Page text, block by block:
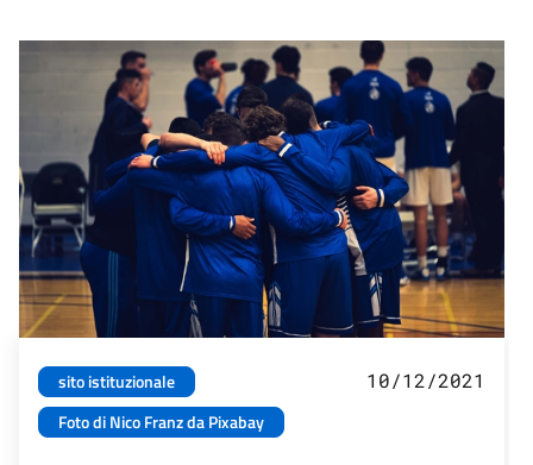
sito istituzionale
Foto di Nico Franz da Pixabay
10/12/2021